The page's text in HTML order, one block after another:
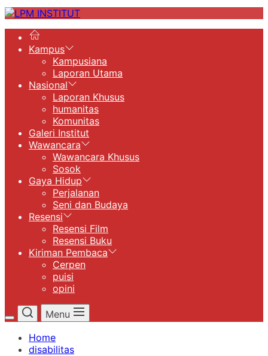
LPM
Kampus
Kampusiana
Laporan Utama
Nasional
Laporan Khusus
humanitas
Komunitas
Galeri Institut
Wawancara
Wawancara Khusus
Sosok
Gaya Hidup
Perjalanan
Seni dan Budaya
Resensi
Resensi Film
Resensi Buku
Kiriman Pembaca
Cerpen
puisi
opini
Menu
Home
disabilitas